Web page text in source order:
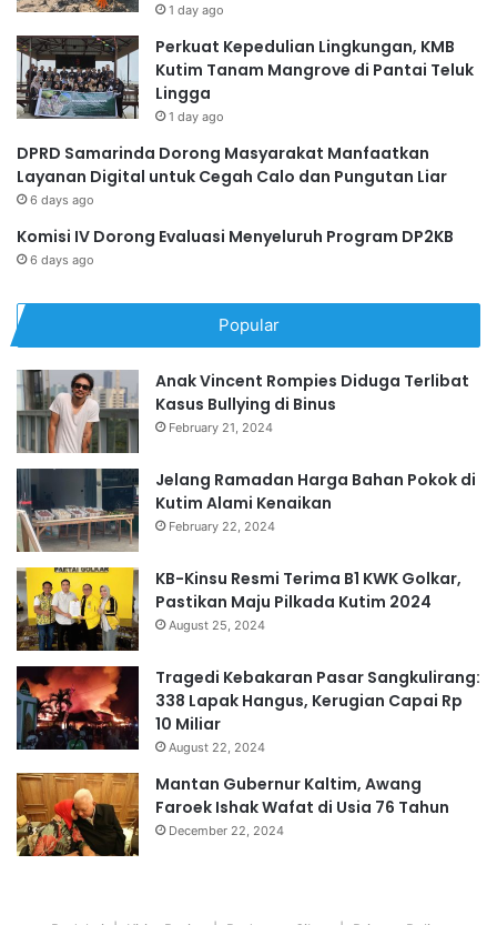
1 day ago
Perkuat Kepedulian Lingkungan, KMB
Kutim Tanam Mangrove di Pantai Teluk
Lingga
1 day ago
DPRD Samarinda Dorong Masyarakat Manfaatkan
Layanan Digital untuk Cegah Calo dan Pungutan Liar
6 days ago
Komisi IV Dorong Evaluasi Menyeluruh Program DP2KB
6 days ago
Popular
Anak Vincent Rompies Diduga Terlibat
Kasus Bullying di Binus
February 21, 2024
Jelang Ramadan Harga Bahan Pokok di
Kutim Alami Kenaikan
February 22, 2024
KB-Kinsu Resmi Terima B1 KWK Golkar,
Pastikan Maju Pilkada Kutim 2024
August 25, 2024
Tragedi Kebakaran Pasar Sangkulirang:
338 Lapak Hangus, Kerugian Capai Rp
10 Miliar
August 22, 2024
Mantan Gubernur Kaltim, Awang
Faroek Ishak Wafat di Usia 76 Tahun
December 22, 2024